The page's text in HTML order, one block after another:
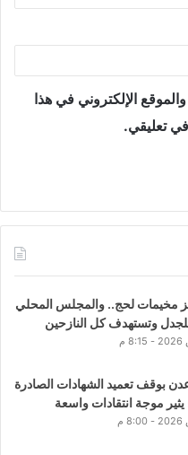
الإلكتروني في هذا
في تعليقي.
مخيمات لحج.. والمجلس المحلي
وتستهدف كل النازحين
بوقف تعميد الشهادات الصادرة
موجة انتقادات واسعة